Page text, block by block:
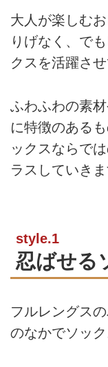
大人が楽しむ
りげなく、で
クスを活躍さ
ふわふわの素
に特徴のある
ックスならで
ラスしていきま
style.1
忍ばせる
フルレングス
のなかでソッ